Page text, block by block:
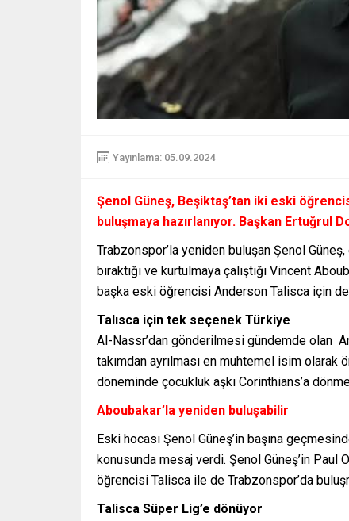
Yayınlama: 05.09.2024
Şenol Güneş, Beşiktaş’tan iki eski
buluşmaya hazırlanıyor. Başkan Ertuğrul
Trabzonspor’la yeniden buluşan Şenol
bıraktığı ve kurtulmaya çalıştığı Vincent
başka eski öğrencisi Anderson Talisca için de
Talısca için tek seçenek Türkiye
Al-Nassr’dan gönderilmesi gündemde olan
takımdan ayrılması en muhtemel isim olarak
döneminde çocukluk aşkı Corinthians’a
Aboubakar’la yeniden buluşabilir
Eski hocası Şenol Güneş’in başına
konusunda mesaj verdi. Şenol Güneş’in Paul
öğrencisi Talisca ile de Trabzonspor’da
Talisca Süper Lig’e dönüyor